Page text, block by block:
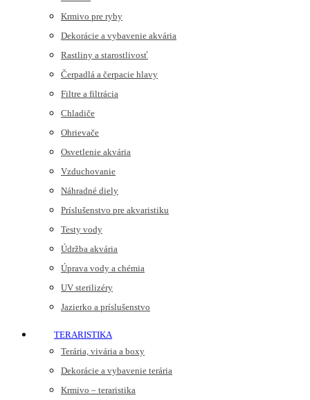
Krmivo pre ryby
Dekorácie a vybavenie akvária
Rastliny a starostlivosť
Čerpadlá a čerpacie hlavy
Filtre a filtrácia
Chladiče
Ohrievače
Osvetlenie akvária
Vzduchovanie
Náhradné diely
Príslušenstvo pre akvaristiku
Testy vody
Údržba akvária
Úprava vody a chémia
UV sterilizéry
Jazierko a príslušenstvo
TERARISTIKA
Terária, vivária a boxy
Dekorácie a vybavenie terária
Krmivo – teraristika